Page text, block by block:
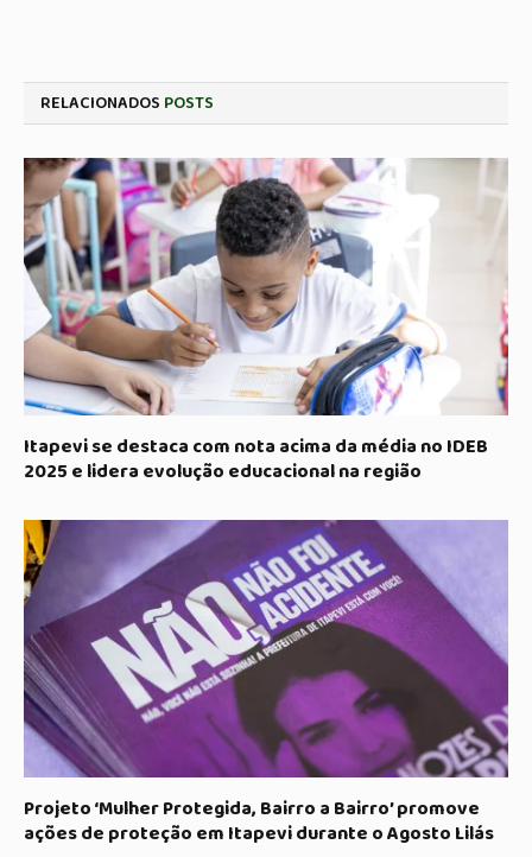
RELACIONADOS POSTS
Itapevi se destaca com nota acima da média no IDEB
2025 e lidera evolução educacional na região
Projeto ‘Mulher Protegida, Bairro a Bairro’ promove
ações de proteção em Itapevi durante o Agosto Lilás